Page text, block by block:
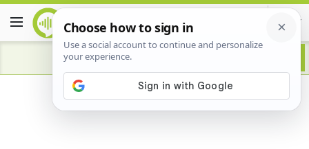
Advertisement